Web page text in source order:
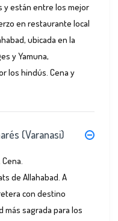
y están entre los mejor
en restaurante local
ubicada en la
y Yamuna,
los hindús. Cena y
(Varanasi)
de Allahabad. A
con destino
más sagrada para los